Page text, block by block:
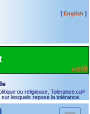
[English ]
ou religieuse, Tolerance.ca®
lesquels repose la tolérance.